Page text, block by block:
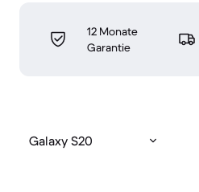
12 Monate
Garantie
Galaxy S20